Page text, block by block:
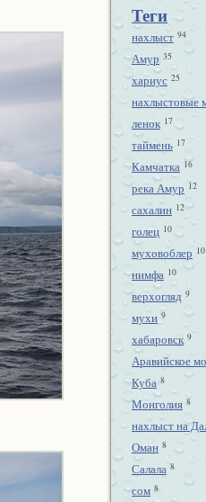
Теги
нахлыст 94
Амур 35
хариус 25
нахлыстовые
ленок 17
таймень 17
Камчатка 16
река Амур 12
сахалин 12
голец 10
муховоблер 10
нимфа 10
верхогляд 9
мухи 9
хабаровск 9
Аравийское
Куба 8
Монголия 8
нахлыст на
Оман 8
Салала 8
сом 8